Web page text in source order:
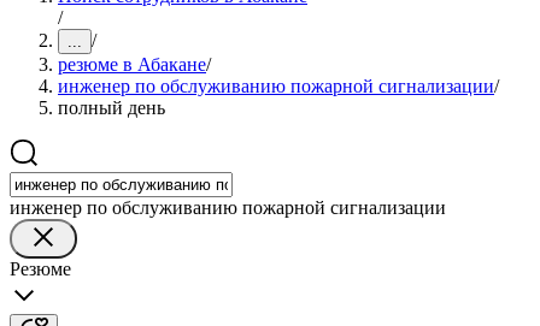
/
... /
резюме в Абакане/
инженер по обслуживанию пожарной сигнализации/
полный день
инженер по обслуживанию пожарной сигнализации
Резюме